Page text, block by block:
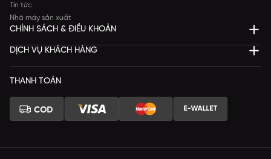
Tin tức
Nhà máy sản xuất
CHÍNH SÁCH & ĐIỀU KHOẢN
DỊCH VỤ KHÁCH HÀNG
THANH TOÁN